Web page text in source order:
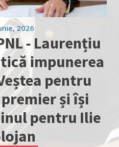
2026
- Laurențiu
impunerea
pentru
și își
pentru Ilie